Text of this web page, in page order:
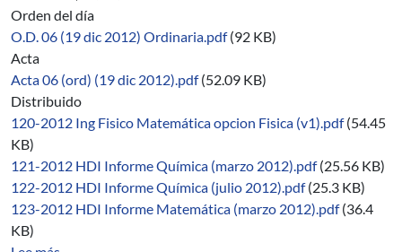
Orden del día
O.D. 06 (19 dic 2012) Ordinaria.pdf (92 KB)
Acta
Acta 06 (ord) (19 dic 2012).pdf (52.09 KB)
Distribuido
120-2012 Ing Fisico Matemática opcion Fisica (v1).pdf (54.45
KB)
121-2012 HDI Informe Química (marzo 2012).pdf (25.56 KB)
122-2012 HDI Informe Química (julio 2012).pdf (25.3 KB)
123-2012 HDI Informe Matemática (marzo 2012).pdf (36.4
KB)